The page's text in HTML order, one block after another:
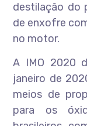
destilação do
de enxofre
no motor.
A IMO 2020
janeiro de
meios de
para os